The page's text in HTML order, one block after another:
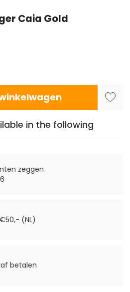
Caia Gold
in the following
zeggen
(NL)
betalen